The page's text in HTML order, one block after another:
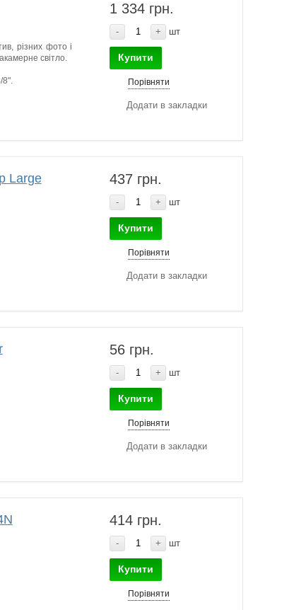
різних фото і
світло.
8".
1 334 грн.
- + шт
Купити
Порівняти
Додати в закладки
Large
437 грн.
- + шт
Купити
Порівняти
Додати в закладки
56 грн.
- + шт
Купити
Порівняти
Додати в закладки
414 грн.
- + шт
Купити
Порівняти